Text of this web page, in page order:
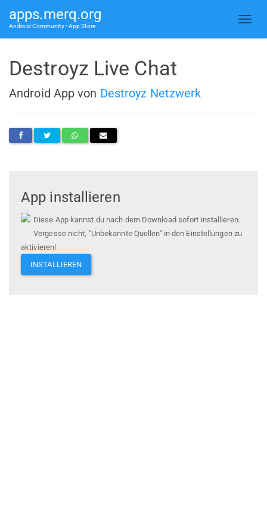
apps.merq.org
Android Community • App Store
Destroyz Live Chat
Android App von Destroyz Netzwerk
App installieren
Diese App kannst du nach dem Download sofort installieren.
Vergesse nicht, "Unbekannte Quellen" in den Einstellungen zu
aktivieren!
INSTALLIEREN